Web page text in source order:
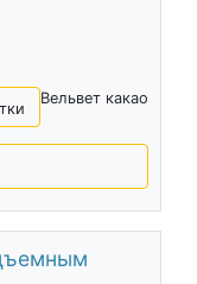
Вельвет какао